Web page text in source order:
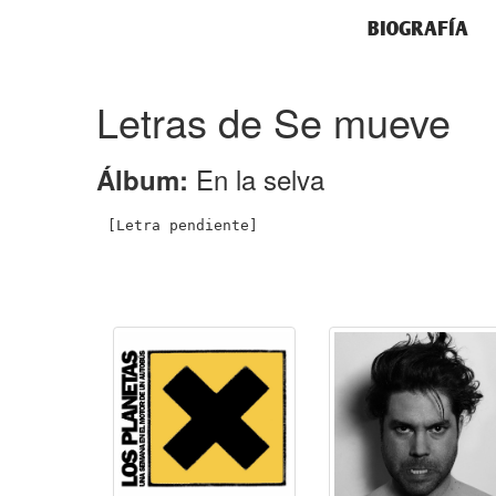
BIOGRAFÍA
Letras de Se mueve
Álbum: En la selva